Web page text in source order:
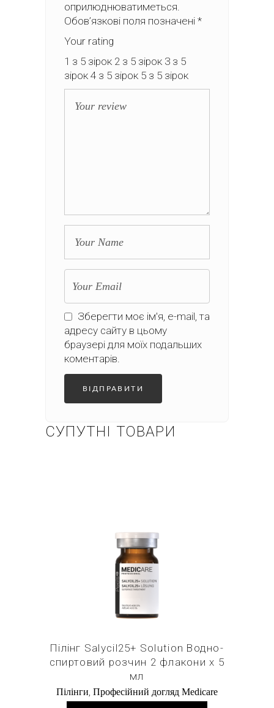
оприлюднюватиметься.
Обов’язкові поля позначені *
Your rating
1 з 5 зірок 2 з 5 зірок 3 з 5
зірок 4 з 5 зірок 5 з 5 зірок
Зберегти моє ім'я, e-mail, та
адресу сайту в цьому
браузері для моїх подальших
коментарів.
СУПУТНІ ТОВАРИ
Купити в 1 клік
Пілінг Salycil25+ Solution Водно-
спиртовий розчин 2 флакони х 5
мл
Пілінги, Професійний догляд Medicare